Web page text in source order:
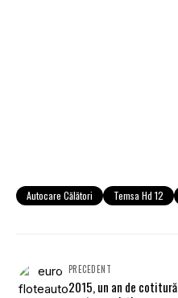
Autocare Călători Temsa Hd 12
PRECEDENT
2015, un an de cotitură